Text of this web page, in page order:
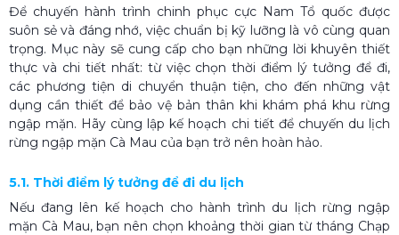
Để chuyến hành trình chinh phục cực Nam Tổ quốc được
suôn sẻ và đáng nhớ, việc chuẩn bị kỹ lưỡng là vô cùng quan
trọng. Mục này sẽ cung cấp cho bạn những lời khuyên thiết
thực và chi tiết nhất: từ việc chọn thời điểm lý tưởng để đi,
các phương tiện di chuyển thuận tiện, cho đến những vật
dụng cần thiết để bảo vệ bản thân khi khám phá khu rừng
ngập mặn. Hãy cùng lập kế hoạch chi tiết để chuyến du lịch
rừng ngập mặn Cà Mau của bạn trở nên hoàn hảo.
5.1. Thời điểm lý tưởng để đi du lịch
Nếu đang lên kế hoạch cho hành trình du lịch rừng ngập
mặn Cà Mau, bạn nên chọn khoảng thời gian từ tháng Chạp